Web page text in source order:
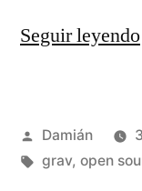
Seguir leyendo
Publicado
por
Damián
Etiquetas:
grav, open